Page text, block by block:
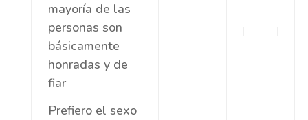
mayoría de las
personas son
básicamente
honradas y de
fiar
Prefiero el sexo